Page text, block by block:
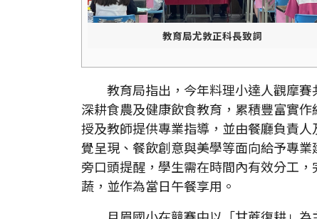
教育局尤敦正科長致詞
教育局指出，今年料理小達人觀摩賽
深耕食農及健康飲食教育，累積豐富實
授及教師提供專業指導，並由餐廳負責
覺呈現、餐飲創意與美學等面向給予專
旁口頭提醒，學生需在時間內有效分工
蔬，並作為當日午餐享用。